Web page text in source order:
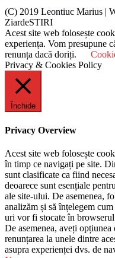
(C) 2019 Leontiuc Marius |
ZiardeSTIRI
Acest site web folosește
experiența. Vom presupune
renunța dacă doriți.
Privacy & Cookies Policy
Închide
Privacy Overview
Acest site web folosește
în timp ce navigați pe site.
sunt clasificate ca fiind
deoarece sunt esențiale
ale site-ului. De asemenea,
analizăm și să înțelegem
uri vor fi stocate în
De asemenea, aveți
renunțarea la unele dintre
asupra experienței dvs. de